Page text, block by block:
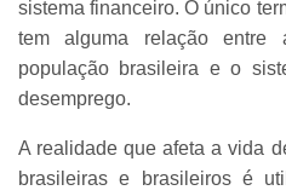
sistema financeiro. O único
tem alguma relação
população brasileira e o
desemprego.
A realidade que afeta a vida
brasileiras e brasileiros é